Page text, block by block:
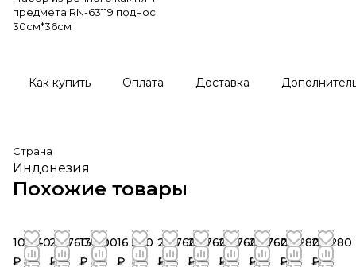
предмета RN-63119 поднос
30см*36см
Как купить Оплата Доставка
Страна
Индонезия
Похожие товары
10 440
₽
23 760
₽
13 800
₽
16 560
₽
23 760
₽
23 760
₽
23 760
₽
23 760
₽
20 280
₽
20 280
₽